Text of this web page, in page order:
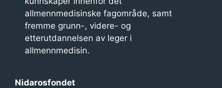
allmennmedisinske fagområde, samt
fremme grunn-, videre- og
etterutdannelsen av leger i
allmennmedisin.
Nidarosfondet